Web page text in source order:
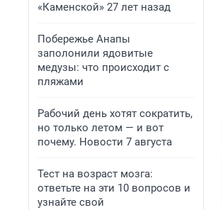
«Каменской» 27 лет назад
Побережье Анапы
заполонили ядовитые
медузы: что происходит с
пляжами
Рабочий день хотят сократить,
но только летом — и вот
почему. Новости 7 августа
Тест на возраст мозга:
ответьте на эти 10 вопросов и
узнайте свой